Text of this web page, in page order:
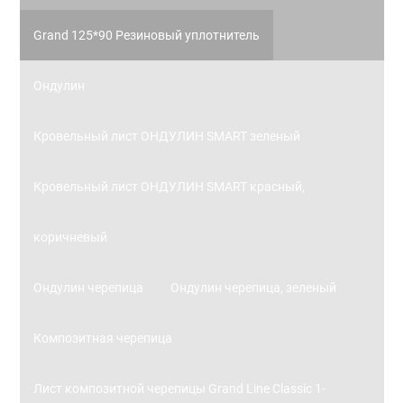
Grand 125*90 Резиновый уплотнитель
Ондулин
Кровельный лист ОНДУЛИН SMART зеленый
Кровельный лист ОНДУЛИН SMART красный,
коричневый
Ондулин черепица Ондулин черепица, зеленый
Композитная черепица
Лист композитной черепицы Grand Line Classic 1-